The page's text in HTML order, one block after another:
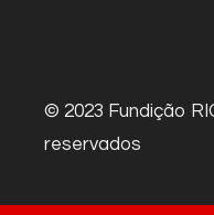
© 2023 Fundição
reservados